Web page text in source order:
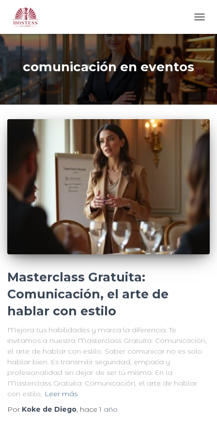
DE
comunicación en eventos
Masterclass Gratuita:
Comunicación, el arte de
hablar con estilo
Mejora tus habilidades y marca la diferencia. Te
invitamos a nuestra Masterclass Gratuita: Comunicación,
el arte de hablar con estilo. Saber comunicar no es solo
hablar bien. Es transmitir seguridad, empatía y
profesionalidad sin dejar de ser tú misma. En la
Masterclass Gratuita: Comunicación, el arte de hablar
con estilo, Leer más
Por Koke de Diego, hace1 año